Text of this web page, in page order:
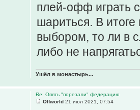
плей-офф играть
шариться. В
выбором, то ли в
либо не
Ушёл в монастырь...
Re: Опять "порезали" федерацию
Offworld 21 июл 2021, 07:54